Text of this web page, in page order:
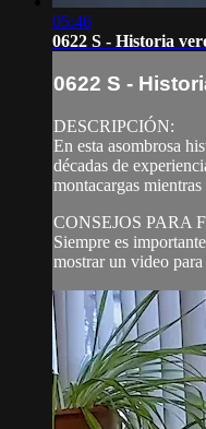
05:46
0622 S - Historia
0622 S -
DESCRIPCIÓN:
En esta asombrosa
décadas de
montacargas mientras
CONSEJOS PARA
Siempre es
mostrar un video